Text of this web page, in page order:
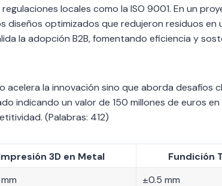
locales como la ISO 9001. En un
diseños optimizados que redujeron residuos en
la adopción B2B, fomentando eficiencia y
acelera la innovación sino que aborda desafíos
indicando un valor de 150 millones de euros en
(Palabras: 412)
3D en Metal
Fundición
±0.5 mm